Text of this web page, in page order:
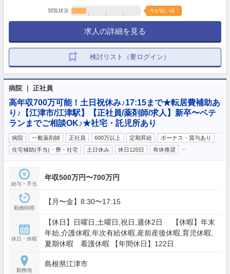
閲覧状況 今が狙い目！
求人の詳細を見る
検討リスト（要ログイン）
病院 ｜ 正社員
高年収700万可能！土日祝休み♪17:15まで★転居費補助あ
り♪【江津市/江津駅】【正社員/薬剤師/求人】新卒〜ベテ
ランまでご相談OK♪★社宅・託児所あり
病院 一般薬剤師 正社員 600万以上 定期昇給
ボーナス・賞与あり
住宅補助(手当)・寮・社宅
土日休み 休日120日 有休推奨
給与・手当
年収500万円〜700万円
勤務時間
【月〜金】8:30〜17:15
休日・休暇
【休日】日曜日,土曜日,祝日,週休2日 【休暇】年末
年始,介護休暇,年次有給休暇,産前産後休暇,育児休暇,
夏期休暇 看護休暇 【年間休日】122日
勤務地
島根県江津市